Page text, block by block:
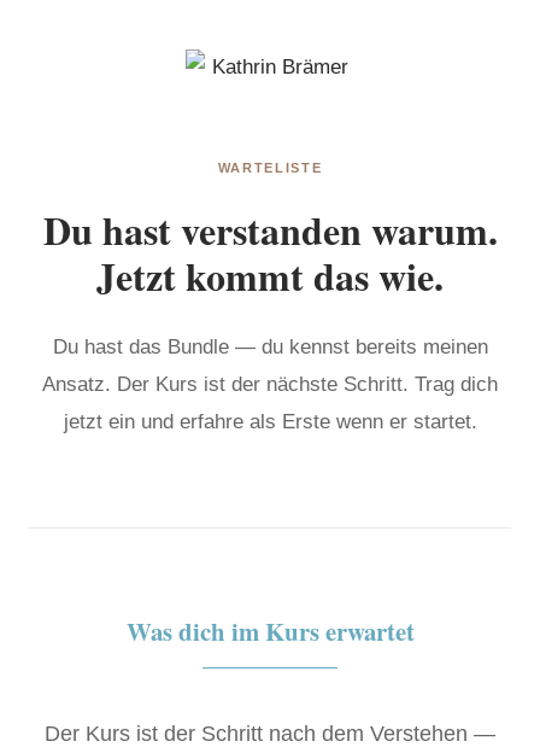
WARTELISTE
Du hast verstanden warum.
Jetzt kommt das wie.
Du hast das Bundle — du kennst bereits meinen
Ansatz. Der Kurs ist der nächste Schritt. Trag dich
jetzt ein und erfahre als Erste wenn er startet.
Was dich im Kurs erwartet
Der Kurs ist der Schritt nach dem Verstehen —